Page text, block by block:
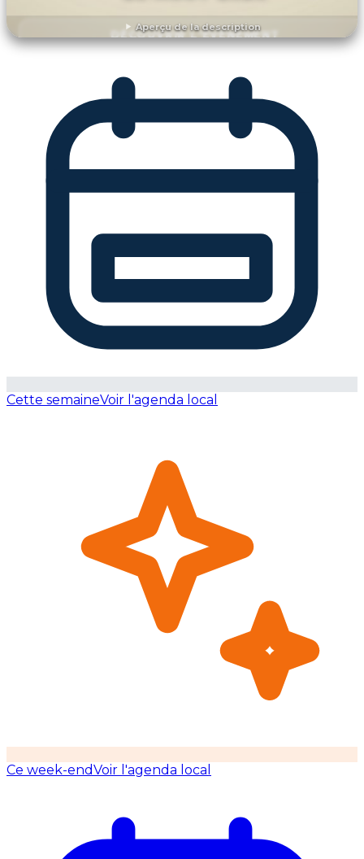
Aperçu de la description
DÉCOUVRIR L'ÉVÉNEMENT
Cette semaineVoir l'agenda local
Ce week-endVoir l'agenda local